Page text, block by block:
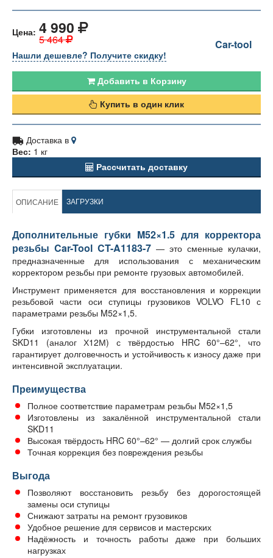
Цена: 4 990
5 464 Car-tool
Нашли дешевле? Получите скидку!
Добавить в Корзину
Купить в один клик
Доставка в
Вес: 1 кг
Рассчитать доставку
ОПИСАНИЕ ЗАГРУЗКИ
Дополнительные губки M52×1.5 для корректора
резьбы Car-Tool CT-A1183-7 — это сменные кулачки,
предназначенные для использования с механическим
корректором резьбы при ремонте грузовых автомобилей.
Инструмент применяется для восстановления и коррекции
резьбовой части оси ступицы грузовиков VOLVO FL10 с
параметрами резьбы M52×1,5.
Губки изготовлены из прочной инструментальной стали
SKD11 (аналог Х12М) с твёрдостью HRC 60°–62°, что
гарантирует долговечность и устойчивость к износу даже при
интенсивной эксплуатации.
Преимущества
Полное соответствие параметрам резьбы M52×1,5
Изготовлены из закалённой инструментальной стали
SKD11
Высокая твёрдость HRC 60°–62° — долгий срок службы
Точная коррекция без повреждения резьбы
Выгода
Позволяют восстановить резьбу без дорогостоящей
замены оси ступицы
Снижают затраты на ремонт грузовиков
Удобное решение для сервисов и мастерских
Надёжность и точность работы даже при больших
нагрузках